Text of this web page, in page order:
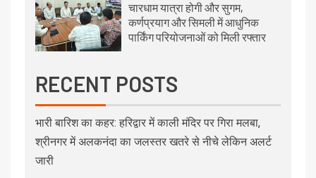
चारधाम यात्रा होगी और सुगम,
कर्णप्रयाग और सिमली में आधुनिक
पार्किंग परियोजनाओं को मिली रफ्तार
RECENT POSTS
भारी बारिश का कहर: हरिद्वार में काली मंदिर पर गिरा मलबा,
श्रीनगर में अलकनंदा का जलस्तर खतरे से नीचे लेकिन अलर्ट
जारी